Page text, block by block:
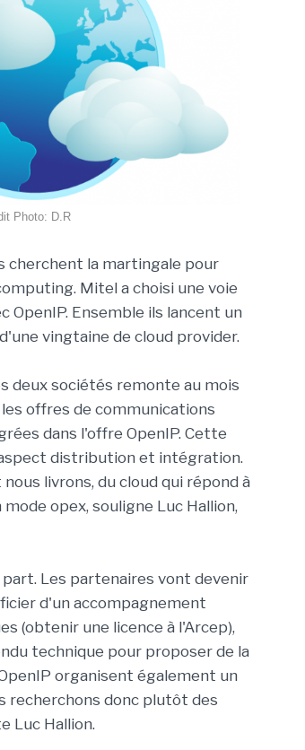
Photo: D.R
cherchent la martingale pour
Mitel a choisi une voie
OpenIP. Ensemble ils lancent un
vingtaine de cloud provider.
deux sociétés remonte au mois
offres de communications
dans l'offre OpenIP. Cette
distribution et intégration.
livrons, du cloud qui répond à
opex, souligne Luc Hallion,
Les partenaires vont devenir
d'un accompagnement
(obtenir une licence à l'Arcep),
technique pour proposer de la
organisent également un
recherchons donc plutôt des
Luc Hallion.